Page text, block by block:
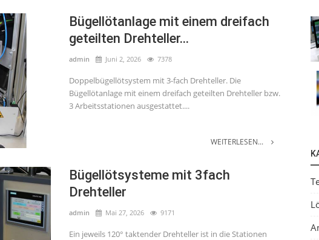
Bügellötanlage mit einem dreifach
geteilten Drehteller...
admin Juni 2, 2026 7378
Doppelbügellötsystem mit 3-fach Drehteller. Die
Bügellötanlage mit einem dreifach geteilten Drehteller bzw.
3 Arbeitsstationen ausgestattet....
WEITERLESEN...
Bügellötsysteme mit 3fach
Drehteller
admin Mai 27, 2026 9171
Ein jeweils 120° taktender Drehteller ist in die Stationen